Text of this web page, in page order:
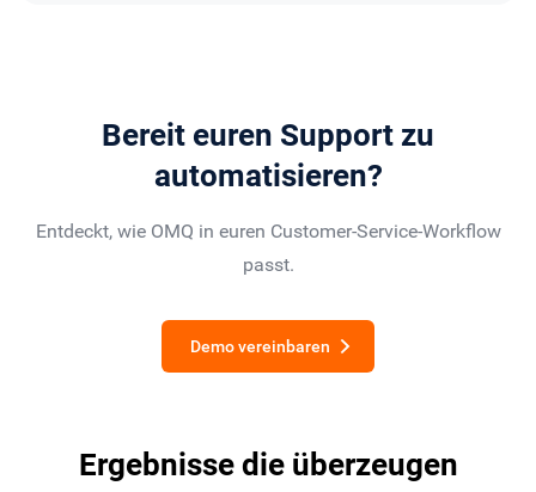
Bereit euren Support zu
automatisieren?
Entdeckt, wie OMQ in euren Customer-Service-Workflow
passt.
Demo vereinbaren
Ergebnisse die überzeugen